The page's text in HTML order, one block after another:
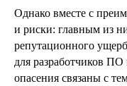
Однако вместе с
и риски: главным из
репутационного
для разработчиков
опасения связаны с